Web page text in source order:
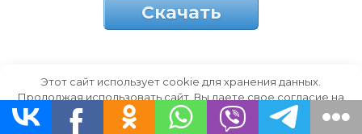
Скачать
пьедестал почета
Этот сайт использует cookie для хранения данных.
Продолжая использовать сайт, Вы даете свое согласие на
работу с этими файлами.
OK